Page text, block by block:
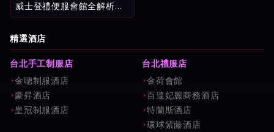
威士登禮便服會館全解析：
中山區頂級消費流程、費用
精選酒店
台北手工制服店
金聰制服酒店
豪昇酒店
皇冠制服酒店
台北禮服店
金荷會館
百達妃麗商務酒店
特蘭斯酒店
環球紫藤酒店